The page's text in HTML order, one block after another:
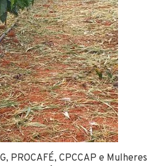
PROCAFÉ, CPCCAP e Mulheres